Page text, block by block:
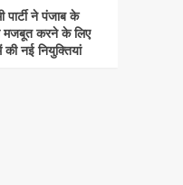
ने पंजाब के
मजबूत करने के लिए
नई नियुक्तियां